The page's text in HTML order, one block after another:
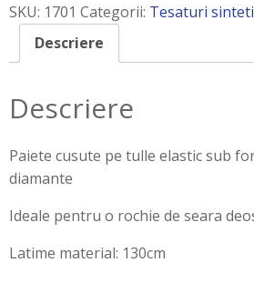
SKU: 1701 Categorii: Tesaturi
Descriere
Descriere
Paiete cusute pe tulle elastic sub
diamante
Ideale pentru o rochie de seara
Latime material: 130cm